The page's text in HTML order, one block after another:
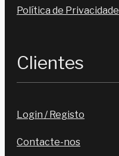
Política de Privacidade
Clientes
Login / Registo
Contacte-nos